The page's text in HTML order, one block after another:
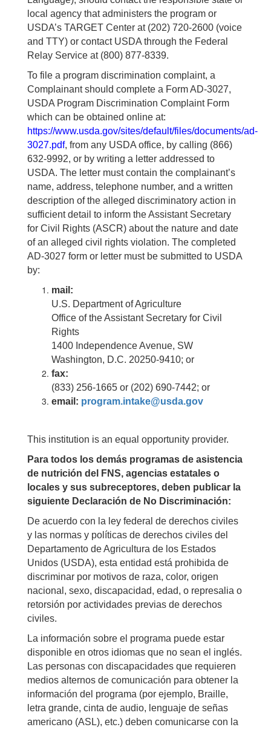
local agency that administers the program or
USDA’s TARGET Center at (202) 720-2600 (voice
and TTY) or contact USDA through the Federal
Relay Service at (800) 877-8339.
To file a program discrimination complaint, a
Complainant should complete a Form AD-3027,
USDA Program Discrimination Complaint Form
which can be obtained online at:
https://www.usda.gov/sites/default/files/documents/ad-
3027.pdf, from any USDA office, by calling (866)
632-9992, or by writing a letter addressed to
USDA. The letter must contain the complainant’s
name, address, telephone number, and a written
description of the alleged discriminatory action in
sufficient detail to inform the Assistant Secretary
for Civil Rights (ASCR) about the nature and date
of an alleged civil rights violation. The completed
AD-3027 form or letter must be submitted to USDA
by:
mail:
U.S. Department of Agriculture
Office of the Assistant Secretary for Civil
Rights
1400 Independence Avenue, SW
Washington, D.C. 20250-9410; or
fax:
(833) 256-1665 or (202) 690-7442; or
email: program.intake@usda.gov
This institution is an equal opportunity provider.
Para todos los demás programas de asistencia
de nutrición del FNS, agencias estatales o
locales y sus subreceptores, deben publicar la
siguiente Declaración de No Discriminación:
De acuerdo con la ley federal de derechos civiles
y las normas y políticas de derechos civiles del
Departamento de Agricultura de los Estados
Unidos (USDA), esta entidad está prohibida de
discriminar por motivos de raza, color, origen
nacional, sexo, discapacidad, edad, o represalia o
retorsión por actividades previas de derechos
civiles.
La información sobre el programa puede estar
disponible en otros idiomas que no sean el inglés.
Las personas con discapacidades que requieren
medios alternos de comunicación para obtener la
información del programa (por ejemplo, Braille,
letra grande, cinta de audio, lenguaje de señas
americano (ASL), etc.) deben comunicarse con la